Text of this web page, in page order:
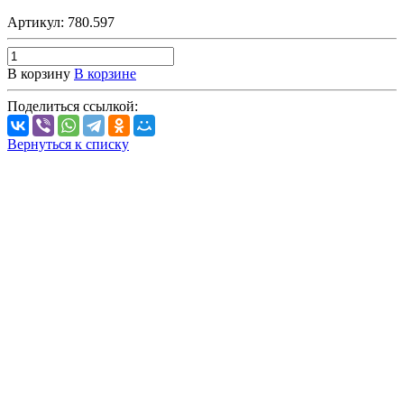
Артикул: 780.597
В корзину В корзине
Поделиться ссылкой:
Вернуться к списку